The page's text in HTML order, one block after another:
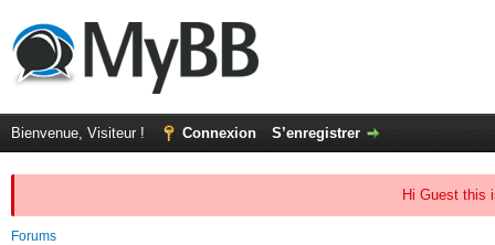
Bienvenue, Visiteur ! Connexion S’enregistrer
Hi Guest this
Forums